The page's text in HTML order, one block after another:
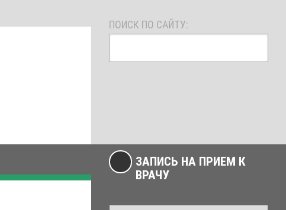
ПОИСК ПО САЙТУ:
ЗАПИСЬ НА ПРИЕМ К
ВРАЧУ